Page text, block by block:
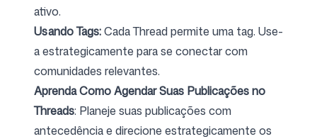
ativo.
Usando Tags:Cada Thread permite uma tag. Use-
a estrategicamente para se conectar com
comunidades relevantes.
Aprenda Como Agendar Suas Publicações no
Threads: Planeje suas publicações com
antecedência e direcione estrategicamente os